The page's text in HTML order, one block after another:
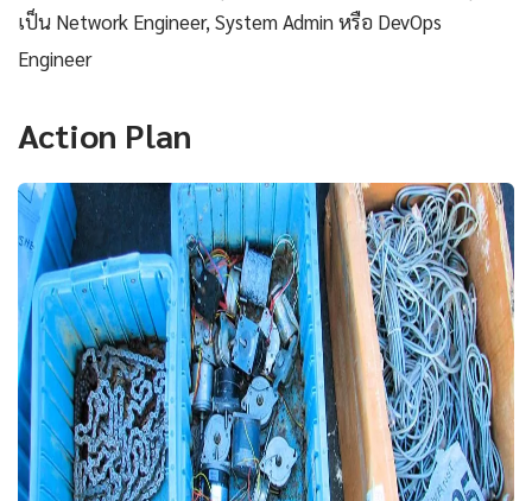
เป็น Network Engineer, System Admin หรือ DevOps
Engineer
Action Plan